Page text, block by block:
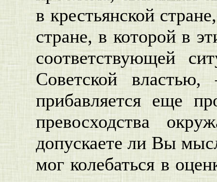
в крестьянской
стране, в которой в
соответствующей
Советской
прибавляется еще
превосходства
допускаете ли Вы
мог колебаться в